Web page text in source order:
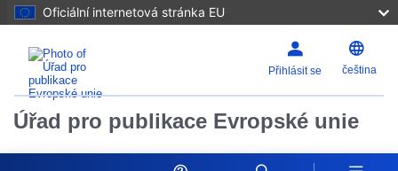
Oficiální internetová stránka EU
Přihlásit se čeština
Úřad pro publikace Evropské unie